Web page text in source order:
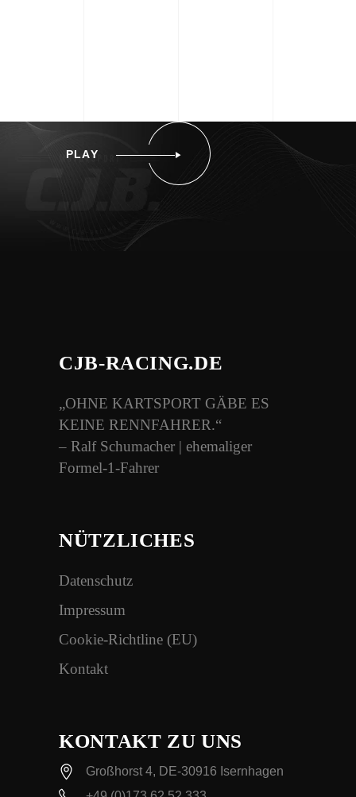
PLAY
CJB-RACING.DE
„OHNE KARTSPORT GÄBE ES
KEINE RENNFAHRER.“
– Ralf Schumacher | ehemaliger
Formel-1-Fahrer
NÜTZLICHES
Datenschutz
Impressum
Cookie-Richtline (EU)
Kontakt
KONTAKT ZU UNS
Großhorst 4, DE-30916 Isernhagen